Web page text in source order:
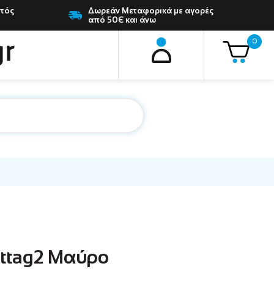
Δωρεάν Μεταφορικά με αγορές
από 50€ και άνω
0
Μαύρο